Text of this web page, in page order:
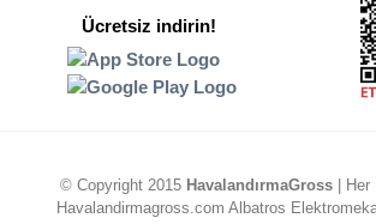
Ücretsiz indirin!
© Copyright 2015 HavalandırmaGross | Her
Havalandirmagross.com Albatros